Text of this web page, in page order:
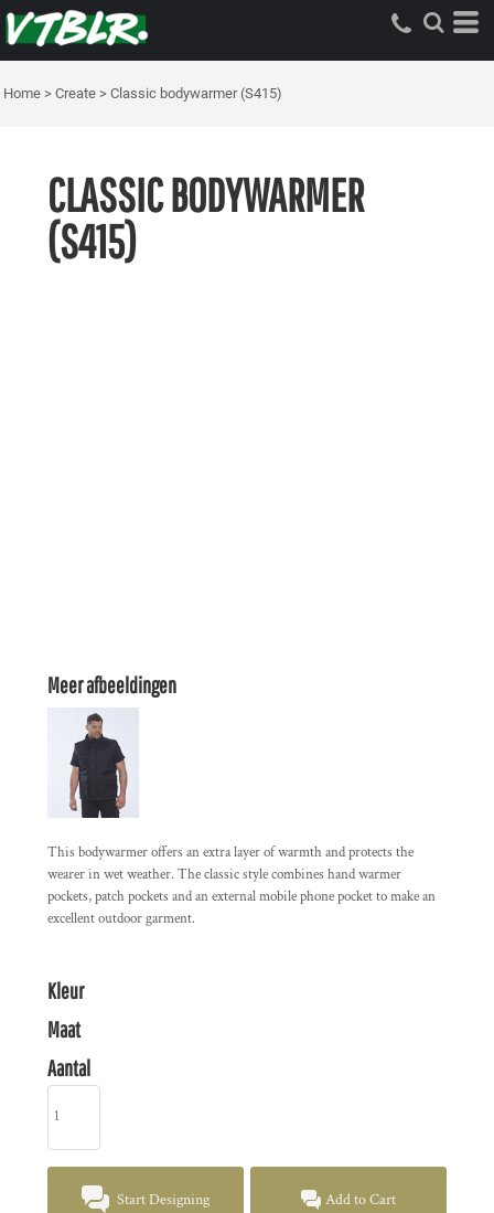
Home > Create > Classic bodywarmer (S415)
CLASSIC BODYWARMER
(S415)
Meer afbeeldingen
This bodywarmer offers an extra layer of warmth and protects the
wearer in wet weather. The classic style combines hand warmer
pockets, patch pockets and an external mobile phone pocket to make an
excellent outdoor garment.
Kleur
Maat
Aantal
Start Designing Add to Cart